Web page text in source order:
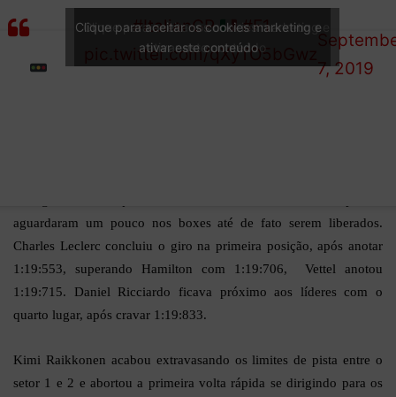
GREEN
LIGHT
again!#ItalianGP
#F1
pic.twitter.com/qXyTO5bGwz
1 (@F1)
7, 2019
Clique para aceitar os cookies marketing e
ativar este conteúdo
Clique para aceitar os cookies marketing e
ativar este conteúdo
aguardaram um pouco nos boxes até de fato serem liberados.
Charles Leclerc concluiu o giro na primeira posição, após anotar
1:19:553, superando Hamilton com 1:19:706, Vettel anotou
1:19:715. Daniel Ricciardo ficava próximo aos líderes com o
quarto lugar, após cravar 1:19:833.
Kimi Raikkonen acabou extravasando os limites de pista entre o
setor 1 e 2 e abortou a primeira volta rápida se dirigindo para os